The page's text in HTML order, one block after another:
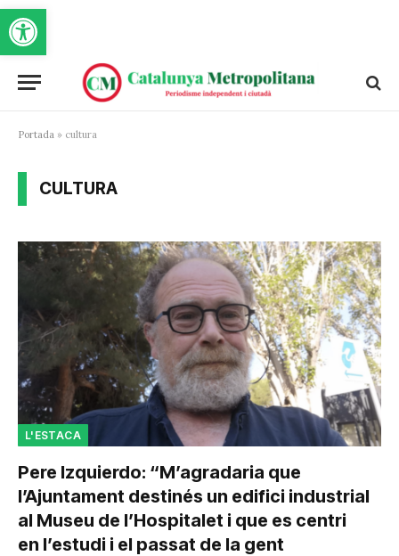
Obre la barra d'eines
Portada » cultura
CULTURA
L'ESTACA
Pere Izquierdo: “M’agradaria que
l’Ajuntament destinés un edifici industrial
al Museu de l’Hospitalet i que es centri
en l’estudi i el passat de la gent